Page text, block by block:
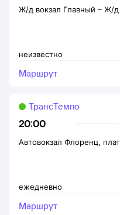
неизвестно
Ж/д вокзал Главный – Ж/д
Маршрут
20:00
ТрансТемпо
ежедневно
Автовокзал Флоренц,
Маршрут